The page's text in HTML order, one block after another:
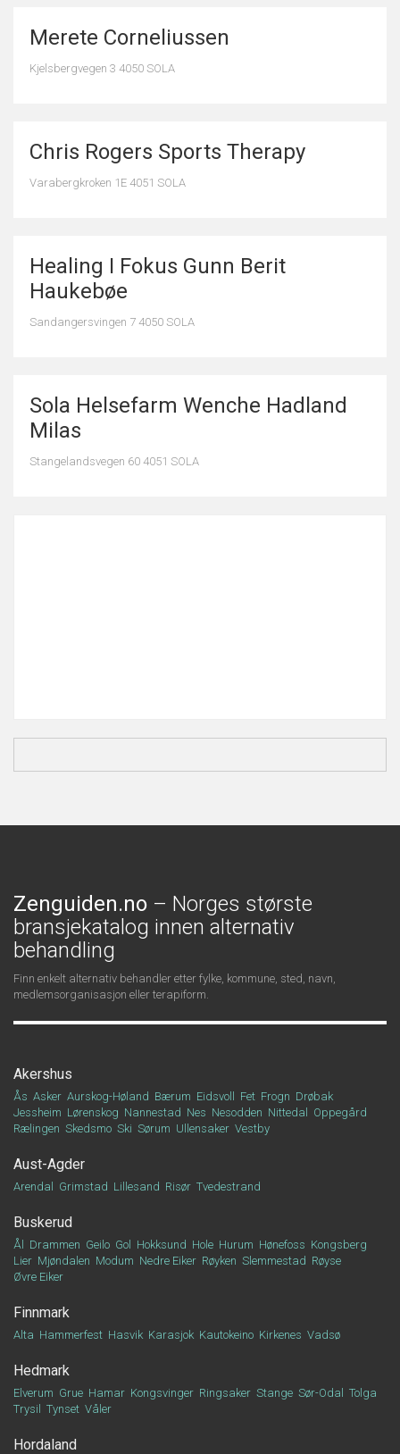
Merete Corneliussen
Kjelsbergvegen 3 4050 SOLA
Chris Rogers Sports Therapy
Varabergkroken 1E 4051 SOLA
Healing I Fokus Gunn Berit
Haukebøe
Sandangersvingen 7 4050 SOLA
Sola Helsefarm Wenche Hadland
Milas
Stangelandsvegen 60 4051 SOLA
Zenguiden.no – Norges største
bransjekatalog innen alternativ
behandling
Finn enkelt alternativ behandler etter fylke, kommune, sted, navn,
medlemsorganisasjon eller terapiform.
Akershus
Ås Asker Aurskog-Høland Bærum Eidsvoll Fet Frogn Drøbak
Jessheim Lørenskog Nannestad Nes Nesodden Nittedal
Oppegård
Rælingen Skedsmo Ski Sørum Ullensaker Vestby
Aust-Agder
Arendal Grimstad Lillesand Risør Tvedestrand
Buskerud
Ål Drammen Geilo Gol Hokksund Hole Hurum Hønefoss Kongsberg
Lier Mjøndalen Modum Nedre Eiker Røyken Slemmestad Røyse
Øvre Eiker
Finnmark
Alta Hammerfest Hasvik Karasjok Kautokeino Kirkenes Vadsø
Hedmark
Elverum Grue Hamar Kongsvinger Ringsaker Stange Sør-Odal
Tolga
Trysil
Tynset Våler
Hordaland